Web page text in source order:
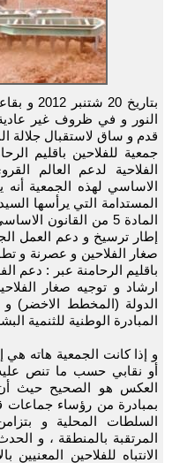
بتاريخ 20 شتنبر 2012 و بقاعة الندوات بالحاضرة الفوسفاطية رأت
النور و في ظروف غير
قدم و ساق لاستقبال جلالة
جمعية للفلاحين باقليم
الاساسي لهذه الجمعية أنه
المستدامة التي يرأسها
المادة 5 من
إطار ترسيخ و دعم العمل
صغار الفلاحين و عصرنة و
ارشاد و توجيه صغار
الدولة (المخطط الاخضر)
المبادرة الوطنية للثنمية
و إذا كانت الجمعية هاته
العكس هو الصحيح حيث أن
بمبادرة من رؤساء جماعات
السلطات المحلية و
المرتقبة بالمنطقة ، و
الانتباه للفلاحين